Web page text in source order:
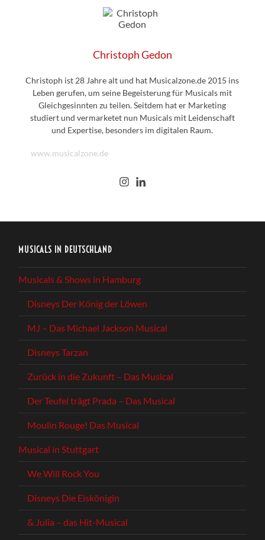
Christoph Gedon
Christoph ist 28 Jahre alt und hat Musicalzone.de 2015 ins
Leben gerufen, um seine Begeisterung für Musicals mit
Gleichgesinnten zu teilen. Seitdem hat er Marketing
studiert und vermarketet nun Musicals mit Leidenschaft
und Expertise, besonders im digitalen Raum.
www.musicalzone.de
MUSICALS IN DEUTSCHLAND
Musicals & Shows in Hamburg
Disneys Der König der Löwen
MJ – Das Michael Jackson Musical
Disneys Tarzan
Zurück in die Zukunft – Das Musical
Der Teufel trägt Prada – Das Musical
Moulin Rouge! Das Musical
Musical in Stuttgart
We Will Rock You
Disneys Die Eiskönigin
& Julia – das Hit-Musical